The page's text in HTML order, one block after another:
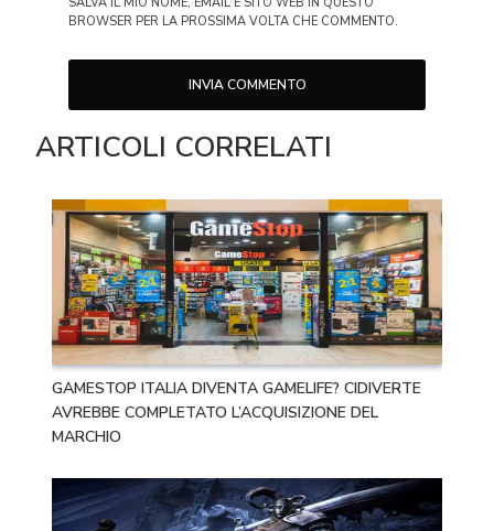
BROWSER PER LA PROSSIMA VOLTA CHE COMMENTO.
ARTICOLI CORRELATI
GAMESTOP ITALIA DIVENTA GAMELIFE? CIDIVERTE
AVREBBE COMPLETATO L’ACQUISIZIONE DEL
MARCHIO